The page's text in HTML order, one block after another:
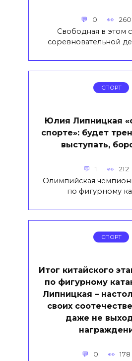
0 260
Свободная в этом
соревновательной
СПОРТ
Юлия Липницкая
спорте»: будет
выступать,
1 212
Олимпийская
по фигурному
СПОРТ
Итог китайского
по фигурному
Липницкая –
своих
даже не
0 178